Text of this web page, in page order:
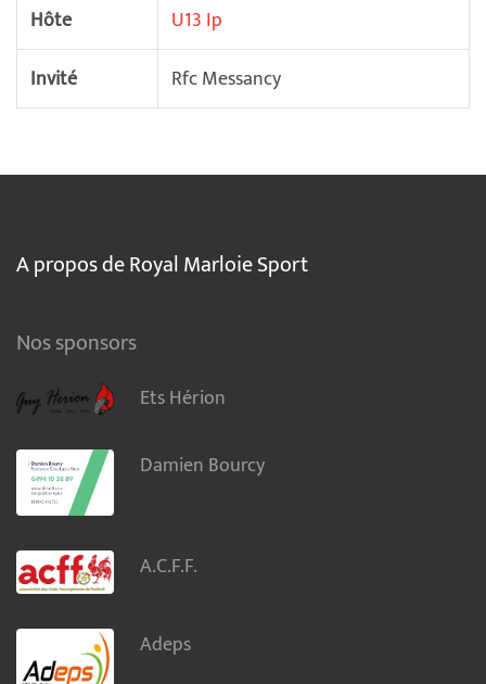
Hôte
U13 Ip
Invité
Rfc Messancy
A propos de Royal Marloie Sport
Nos sponsors
Ets Hérion
Damien Bourcy
A.C.F.F.
Adeps